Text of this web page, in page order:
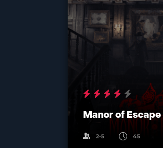
Manor of Escape
2-5 45